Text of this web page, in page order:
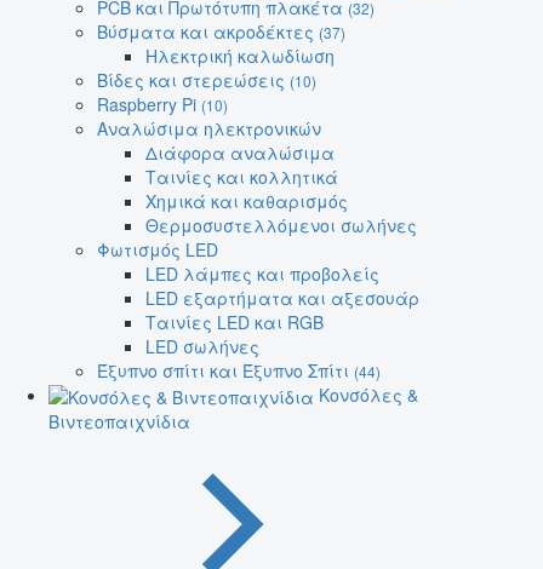
PCB και Πρωτότυπη πλακέτα (32)
Βύσματα και ακροδέκτες (37)
Ηλεκτρική καλωδίωση
Βίδες και στερεώσεις (10)
Raspberry Pi (10)
Αναλώσιμα ηλεκτρονικών
Διάφορα αναλώσιμα
Ταινίες και κολλητικά
Χημικά και καθαρισμός
Θερμοσυστελλόμενοι σωλήνες
Φωτισμός LED
LED λάμπες και προβολείς
LED εξαρτήματα και αξεσουάρ
Ταινίες LED και RGB
LED σωλήνες
Έξυπνο σπίτι και Έξυπνο Σπίτι (44)
Κονσόλες &
Βιντεοπαιχνίδια